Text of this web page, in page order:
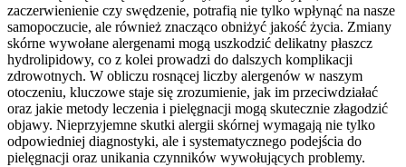
zaczerwienienie czy swędzenie, potrafią nie tylko wpłynąć na nasze
samopoczucie, ale również znacząco obniżyć jakość życia. Zmiany
skórne wywołane alergenami mogą uszkodzić delikatny płaszcz
hydrolipidowy, co z kolei prowadzi do dalszych komplikacji
zdrowotnych. W obliczu rosnącej liczby alergenów w naszym
otoczeniu, kluczowe staje się zrozumienie, jak im przeciwdziałać
oraz jakie metody leczenia i pielęgnacji mogą skutecznie złagodzić
objawy. Nieprzyjemne skutki alergii skórnej wymagają nie tylko
odpowiedniej diagnostyki, ale i systematycznego podejścia do
pielęgnacji oraz unikania czynników wywołujących problemy.